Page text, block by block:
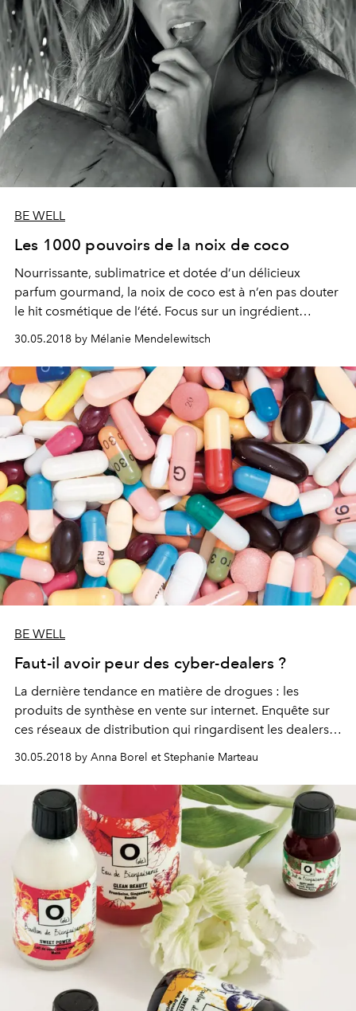
BE WELL
Les 1000 pouvoirs de la noix de coco
Nourrissante, sublimatrice et dotée d’un délicieux
parfum gourmand, la noix de coco est à n’en pas douter
le hit cosmétique de l’été. Focus sur un ingrédient
naturel ultra-polyvalent à intégrer d’urgence à nos
vanity-cases.
30.05.2018 by Mélanie Mendelewitsch
BE WELL
Faut-il avoir peur des cyber-dealers ?
La dernière tendance en matière de drogues : les
produits de synthèse en vente sur internet. Enquête sur
ces réseaux de distribution qui ringardisent les dealers
de quartier.
30.05.2018 by Anna Borel et Stephanie Marteau